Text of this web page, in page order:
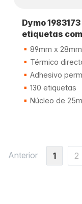
Dymo
etiquetas
89mm x 28mm
Térmico
Adhesivo
130 etiquetas
Núcleo de
Anterior 1 2